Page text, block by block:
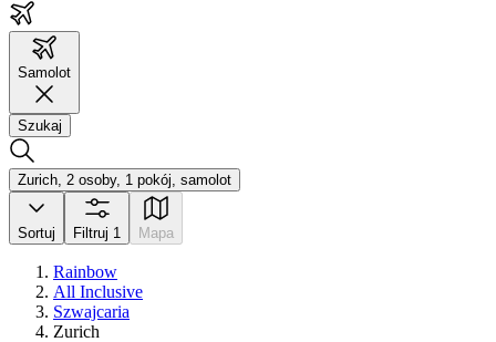
Samolot
Szukaj
Zurich, 2 osoby, 1 pokój, samolot
Sortuj Filtruj 1 Mapa
Rainbow
All Inclusive
Szwajcaria
Zurich